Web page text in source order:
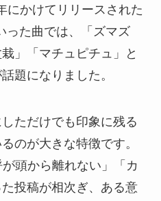
にかけてリリースされた
った曲では、「ズマズ
」「マチュピチュ」と
題になりました。
ただけでも印象に残る
のが大きな特徴です。
頭から離れない」「カ
投稿が相次ぎ、ある意